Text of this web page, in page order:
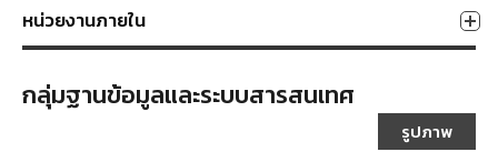
หน่วยงานภายใน
กลุ่มฐานข้อมูลและระบบสารสนเทศ
รูปภาพ